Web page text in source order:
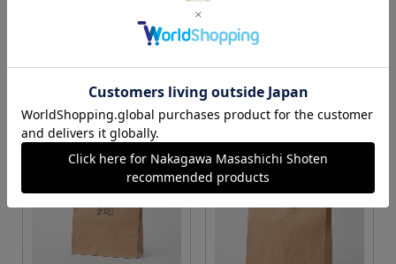
S・M・Lサイズより当店に
カートに入れる
Sサイズ
カートに入れる